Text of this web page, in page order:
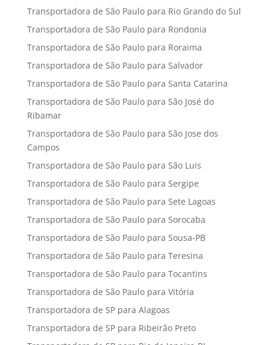
Transportadora de São Paulo para Rio Grando do Sul
Transportadora de São Paulo para Rondonia
Transportadora de São Paulo para Roraima
Transportadora de São Paulo para Salvador
Transportadora de São Paulo para Santa Catarina
Transportadora de São Paulo para São José do
Ribamar
Transportadora de São Paulo para São Jose dos
Campos
Transportadora de São Paulo para São Luis
Transportadora de São Paulo para Sergipe
Transportadora de São Paulo para Sete Lagoas
Transportadora de São Paulo para Sorocaba
Transportadora de São Paulo para Sousa-PB
Transportadora de São Paulo para Teresina
Transportadora de São Paulo para Tocantins
Transportadora de São Paulo para Vitória
Transportadora de SP para Alagoas
Transportadora de SP para Ribeirão Preto